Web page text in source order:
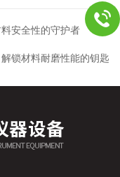
安全性的守护者
锁材料耐磨性能的钥匙